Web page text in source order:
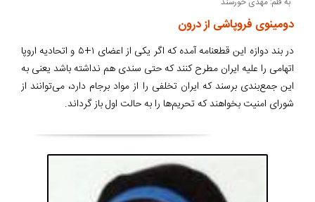
دومینوی فروپاشی از درون
در بند دوازه این قطعنامه آمده که اگر یکی از اعضای ۱+۵ و اتحادیه اروپا
اتهامی را علیه ایران مطرح کنند که حتی سندی هم نداشته باشد یعنی به
این جمع‌بندی برسند که ایران تخلفی را از مواد برجام دارد، می‌توانند از
شورای امنیت بخواهند که تحریم‌ها را به حالت اول باز گرداند.